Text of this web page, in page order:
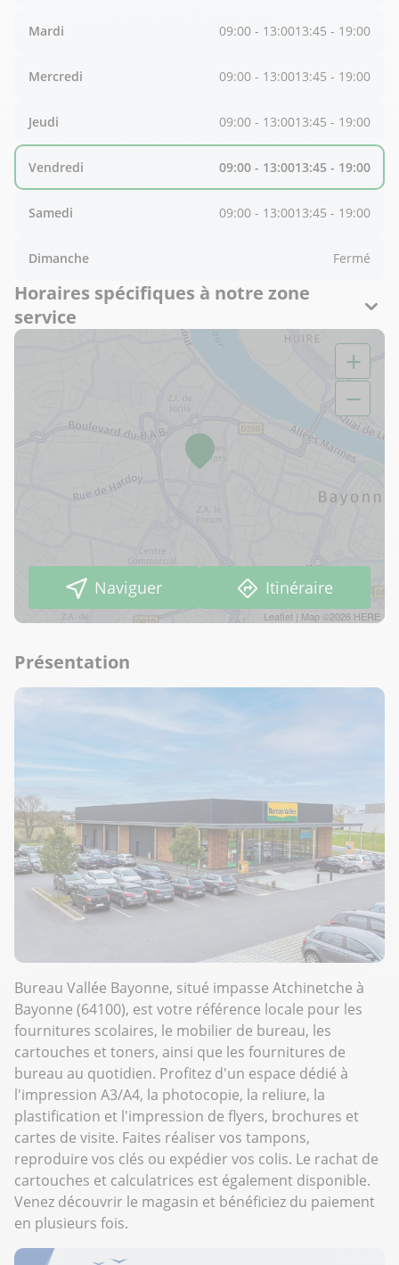
Mardi 09:00 - 13:0013:45 - 19:00
Mercredi 09:00 - 13:0013:45 - 19:00
Jeudi 09:00 - 13:0013:45 - 19:00
Vendredi 09:00 - 13:0013:45 - 19:00
Samedi 09:00 - 13:0013:45 - 19:00
Dimanche Fermé
Horaires spécifiques à notre zone
service
+
−
Leaflet | Map ©2026 HERE
Naviguer Itinéraire
Présentation
Bureau Vallée Bayonne, situé impasse Atchinetche à
Bayonne (64100), est votre référence locale pour les
fournitures scolaires, le mobilier de bureau, les
cartouches et toners, ainsi que les fournitures de
bureau au quotidien. Profitez d'un espace dédié à
l'impression A3/A4, la photocopie, la reliure, la
plastification et l'impression de flyers, brochures et
cartes de visite. Faites réaliser vos tampons,
reproduire vos clés ou expédier vos colis. Le rachat de
cartouches et calculatrices est également disponible.
Venez découvrir le magasin et bénéficiez du paiement
en plusieurs fois.